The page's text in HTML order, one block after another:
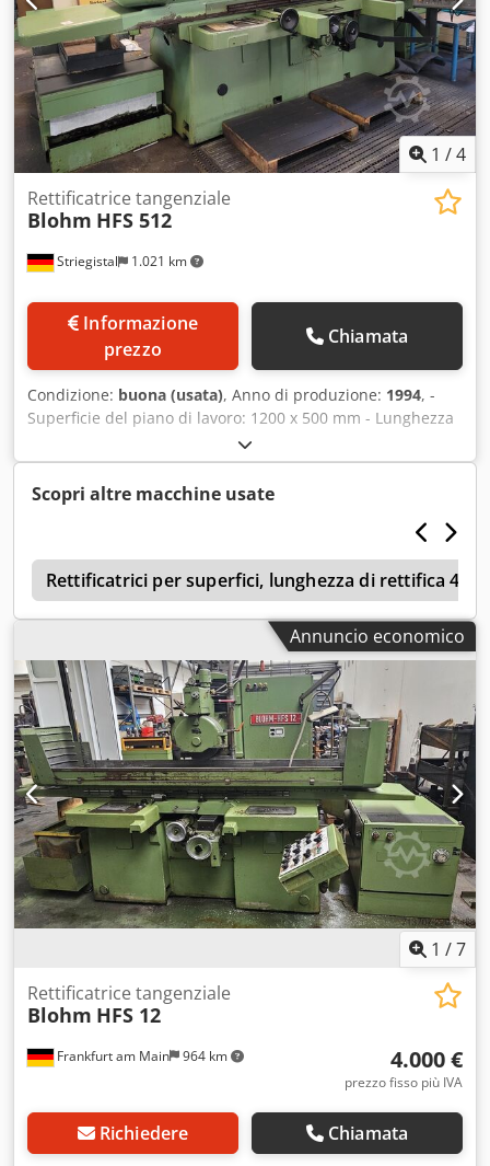
1 /4
Striegistal 1.021 km
Rettificatrice tangenziale
Blohm HFS 512
prezzo
Chiamata
Condizione: buona (usata), Anno di produzione: 1994, -
Superficie del piano di lavoro: 1200 x 500 mm - Lunghezza
massima di levigatura: 1200 mm Credpfx Afozl Tmfo Eof -
Larghezza massima di levigatura: 500 mm
Scopri altre macchine usate
Rettificatrici per superfici, lunghezza di rettifica 400-
Annuncio economico
1 /7
Frankfurt am Main 964 km
Rettificatrice tangenziale
Blohm HFS 12
4.000 €
prezzo fisso più IVA
Richiedere Chiamata